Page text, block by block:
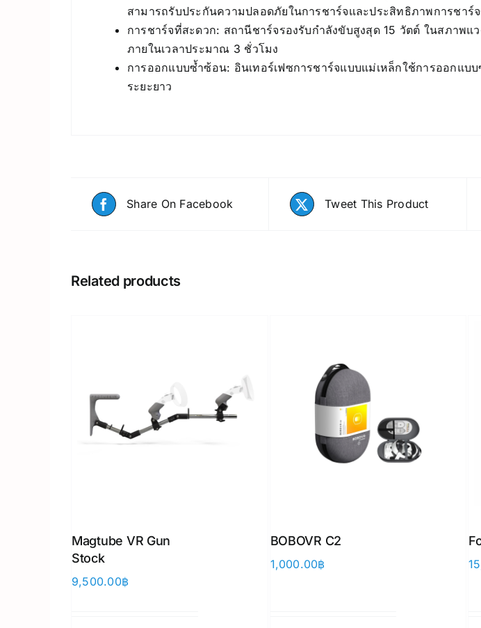
สามารถรับประกันความปลอดภัยในการชาร์จและประสิทธิภาพการชาร์
การชาร์จที่สะดวก: สถานีชาร์จรองรับกำลังขับสูงสุด 15 วัตต์ ในสภาพ
ภายในเวลาประมาณ 3 ชั่วโมง
การออกแบบซ้ำซ้อน: อินเทอร์เฟซการชาร์จแบบแม่เหล็กใช้การออกแบ
ระยะยาว
Share On Facebook Tweet This Product
Related products
Magtube VR Gun
Stock
9,500.00฿
BOBOVR C2
1,000.00฿